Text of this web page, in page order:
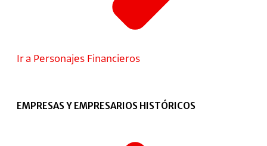
Ir a Personajes Financieros
EMPRESAS Y EMPRESARIOS HISTÓRICOS